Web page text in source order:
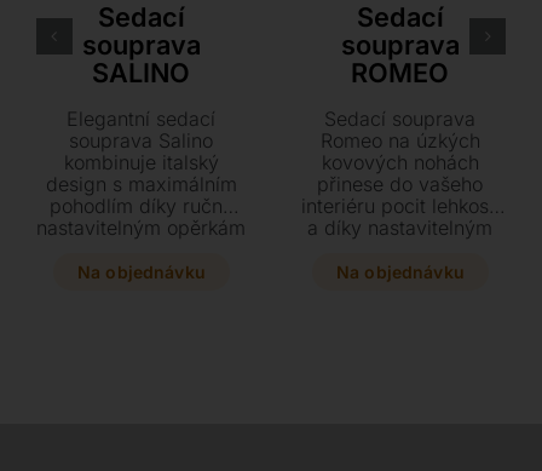
Sedací
souprava
SALINO
Elegantní sedací
souprava Salino
kombinuje italský
design s maximálním
pohodlím díky ručně
nastavitelným opěrkám
lakované oceli.
Na objednávku
Sedací
souprava
ROMEO
Sedací souprava
Romeo na úzkých
kovových nohách
přinese do vašeho
interiéru pocit lehkosti
a díky nastavitelným
maximálně komfortní
Na objednávku